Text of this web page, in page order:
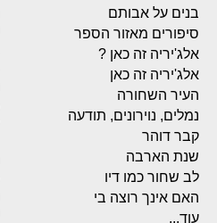
בנים על אבותם
סיפורים מאזור הספר
אלג'יריה זה כאן ?
אלג'יריה זה כאן
העיר השחורה
נמלים, נוירונים, תודעה
קבר דוהר
שנת הארבה
לב שחור כמו דיו
האם אינך רוצה בי
עוד...